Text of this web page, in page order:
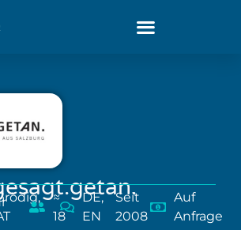
≈
18
DE,
EN
Seit
2008
Auf
Anfrage